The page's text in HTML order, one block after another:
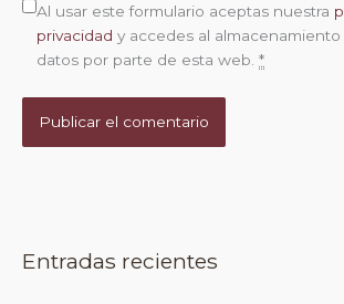
Al usar este formulario aceptas nuestra
privacidad y accedes al
datos por parte de esta web. *
Entradas recientes